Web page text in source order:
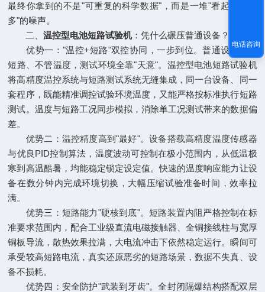
最终你拿到的不是"可重复的科学数据"，而是一堆"看起来差不
多"的噪声。
二、温控型电池短路试验机：凭什么碾压普通设备？
优势一："温控+短路"双控协同，一步到位。普通设备只管
短路、不管温度，测试环境全靠"天意"。温控型电池短路试验机
将高精度温控系统与短路测试系统无缝集成，同一台设备、同一
套程序，既能精准调控试验环境温度，又能严格按标准执行短路
测试。温度与短路工况同步模拟，消除单工况测试带来的数据偏
差。
优势二：温控精度高到"最好"。设备搭载高精度温度传感器
与优良PID控制算法，温度波动可控制在极小范围内，从低温极
寒到高温酷暑，均能稳定锁定设定值。快速的温度响应能力让设
备在数分钟内完成环境切换，大幅压缩试验准备时间，效率拉
满。
优势三：短路能力"硬核到底"。短路装置内阻严格控制在标
准要求范围内，配合工业级直流电磁接触器、全铜接线柱与宽厚
铜板导流，散热效果拉满，大电流冲击下依然稳定运行。瞬间可
承受较高短路电流，真实还原恶劣的短路场景，数据不失真、设
备不损耗。
优势四：安全防护"武装到牙齿"。全封闭隔爆结构搭配双层
电话咨询